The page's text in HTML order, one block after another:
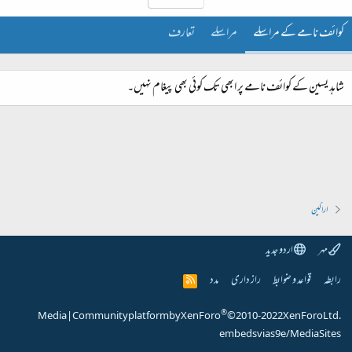
کوائف نامے کے مراسلے مراسلے تعارف
شاہد یسین کے کوائف نامے پر ابھی تک کوئی بھی پیغام نہیں۔
اراکین
مہر
اردو جدید
رابطہ قواعد و ضوابط راز داری مدد
R
S
Community platform by XenForo®© 2010-2022 XenForo Ltd.
|
Media
embeds via s9e/MediaSites